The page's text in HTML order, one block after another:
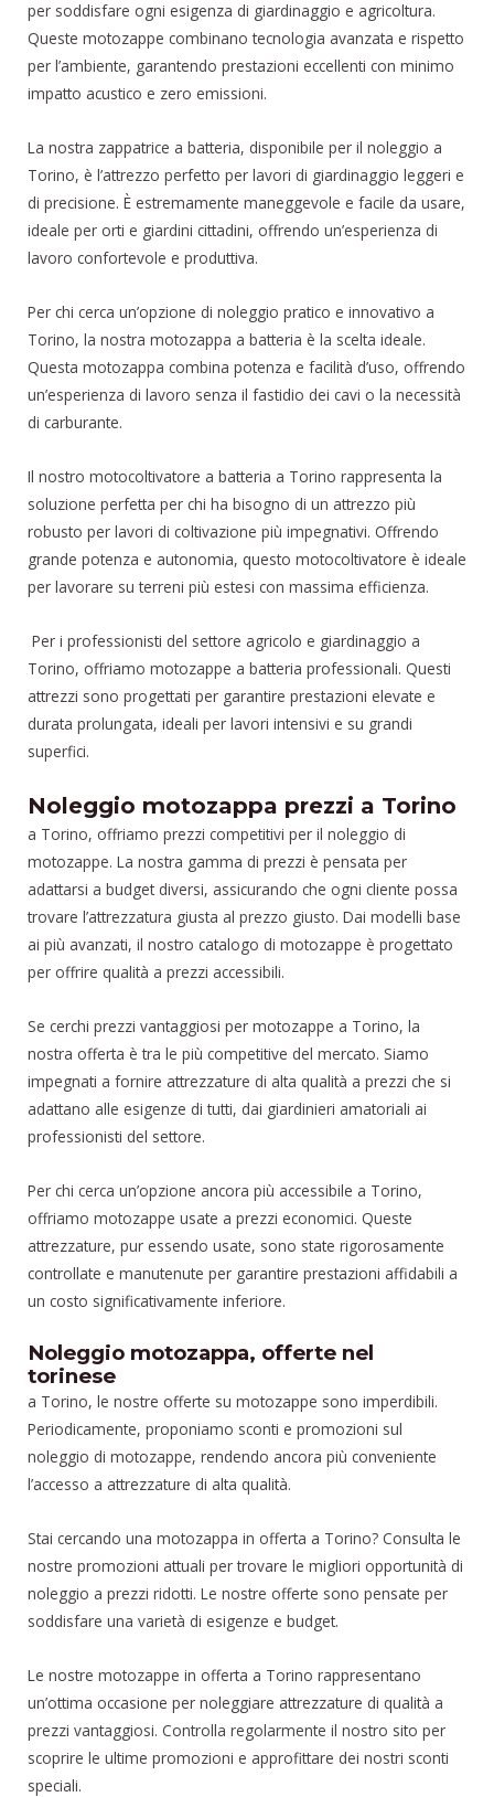
per soddisfare ogni esigenza di giardinaggio e agricoltura.
Queste motozappe combinano tecnologia avanzata e rispetto
per l’ambiente, garantendo prestazioni eccellenti con minimo
impatto acustico e zero emissioni.
La nostra zappatrice a batteria, disponibile per il noleggio a
Torino, è l’attrezzo perfetto per lavori di giardinaggio leggeri e
di precisione. È estremamente maneggevole e facile da usare,
ideale per orti e giardini cittadini, offrendo un’esperienza di
lavoro confortevole e produttiva.
Per chi cerca un’opzione di noleggio pratico e innovativo a
Torino, la nostra motozappa a batteria è la scelta ideale.
Questa motozappa combina potenza e facilità d’uso, offrendo
un’esperienza di lavoro senza il fastidio dei cavi o la necessità
di carburante.
Il nostro motocoltivatore a batteria a Torino rappresenta la
soluzione perfetta per chi ha bisogno di un attrezzo più
robusto per lavori di coltivazione più impegnativi. Offrendo
grande potenza e autonomia, questo motocoltivatore è ideale
per lavorare su terreni più estesi con massima efficienza.
Per i professionisti del settore agricolo e giardinaggio a
Torino, offriamo motozappe a batteria professionali. Questi
attrezzi sono progettati per garantire prestazioni elevate e
durata prolungata, ideali per lavori intensivi e su grandi
superfici.
Noleggio motozappa prezzi a Torino
a Torino, offriamo prezzi competitivi per il noleggio di
motozappe. La nostra gamma di prezzi è pensata per
adattarsi a budget diversi, assicurando che ogni cliente possa
trovare l’attrezzatura giusta al prezzo giusto. Dai modelli base
ai più avanzati, il nostro catalogo di motozappe è progettato
per offrire qualità a prezzi accessibili.
Se cerchi prezzi vantaggiosi per motozappe a Torino, la
nostra offerta è tra le più competitive del mercato. Siamo
impegnati a fornire attrezzature di alta qualità a prezzi che si
adattano alle esigenze di tutti, dai giardinieri amatoriali ai
professionisti del settore.
Per chi cerca un’opzione ancora più accessibile a Torino,
offriamo motozappe usate a prezzi economici. Queste
attrezzature, pur essendo usate, sono state rigorosamente
controllate e manutenute per garantire prestazioni affidabili a
un costo significativamente inferiore.
Noleggio motozappa, offerte nel
torinese
a Torino, le nostre offerte su motozappe sono imperdibili.
Periodicamente, proponiamo sconti e promozioni sul
noleggio di motozappe, rendendo ancora più conveniente
l’accesso a attrezzature di alta qualità.
Stai cercando una motozappa in offerta a Torino? Consulta le
nostre promozioni attuali per trovare le migliori opportunità di
noleggio a prezzi ridotti. Le nostre offerte sono pensate per
soddisfare una varietà di esigenze e budget.
Le nostre motozappe in offerta a Torino rappresentano
un’ottima occasione per noleggiare attrezzature di qualità a
prezzi vantaggiosi. Controlla regolarmente il nostro sito per
scoprire le ultime promozioni e approfittare dei nostri sconti
speciali.